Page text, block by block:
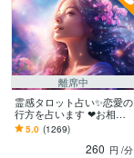
離席中
霊感タロット占い✨恋愛の
行方を占います ❤︎お相手
の気持ち、相性、未来を
丁寧に視ます❤︎
5.0 (1269)
260 円 /分